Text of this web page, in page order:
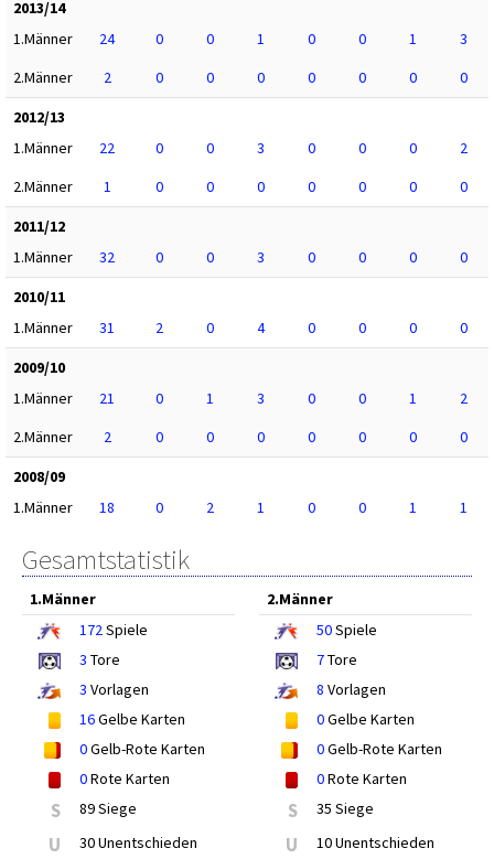
2013/14
1.Männer
24 0 0 1 0 0 1
3
2.Männer
2 0 0 0 0 0 0
0
2012/13
1.Männer
22 0 0 3 0 0 0
2
2.Männer
1 0 0 0 0 0 0
0
2011/12
1.Männer
32 0 0 3 0 0 0
0
2010/11
1.Männer
31 2 0 4 0 0 0
0
2009/10
1.Männer
21 0 1 3 0 0 1
2
2.Männer
2 0 0 0 0 0 0
0
2008/09
1.Männer
18 0 2 1 0 0 1 1
Gesamtstatistik
1.Männer
172Spiele
3 Tore
3 Vorlagen
16Gelbe Karten
0Gelb-Rote Karten
0Rote Karten
S 89 Siege
U 30 Unentschieden
2.Männer
50Spiele
7Tore
8 Vorlagen
0Gelbe Karten
0Gelb-Rote Karten
0Rote Karten
S 35 Siege
U 10 Unentschieden